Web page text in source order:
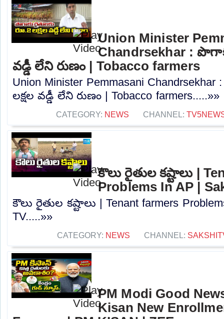
Union Minister
Chandrsekhar :
వడ్డీ లేని రుణం | Tobacco farmers
Union Minister Pemmasani
లక్షల వడ్డీ లేని రుణం | Tobacco farmers.....»»
CATEGORY: NEWS CHANNEL:
కౌలు రైతుల కష్టాలు |
Problems In AP |
కౌలు రైతుల కష్టాలు | Tenant farmers
TV.....»»
CATEGORY: NEWS CHANNEL:
PM Modi Good
Kisan New